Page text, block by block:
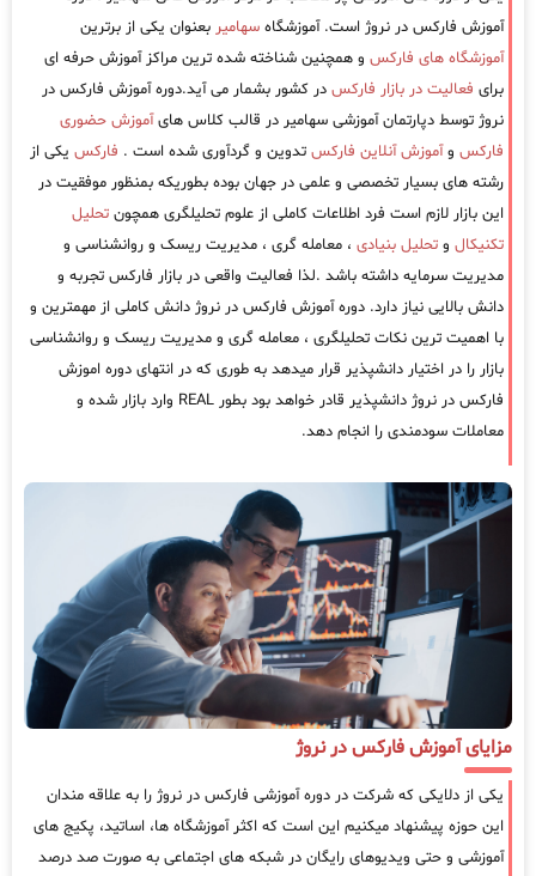
آموزش فارکس در نروژ است. آموزشگاه سهامیر بعنوان یکی از برترین
آموزشگاه های فارکس و همچنین شناخته شده ترین مراکز آموزش حرفه ای
برای فعالیت در بازار فارکس در کشور بشمار می آید.دوره آموزش فارکس در
نروژ توسط دپارتمان آموزشی سهامیر در قالب کلاس هایآموزش حضوری
فارکس وآموزش آنلاین فارکس تدوین و گردآوری شده است . فارکس یکی از
رشته های بسیار تخصصی و علمی در جهان بوده بطوریکه بمنظور موفقیت در
این بازار لازم است فرد اطلاعات کاملی از علوم تحلیلگری همچون تحلیل
تکنیکال و تحلیل بنیادی ، معامله گری ، مدیریت ریسک و روانشناسی و
مدیریت سرمایه داشته باشد .لذا فعالیت واقعی در بازار فارکس تجربه و
دانش بالایی نیاز دارد. دوره آموزش فارکس در نروژ دانش کاملی از مهمترین و
با اهمیت ترین نکات تحلیلگری ، معامله گری و مدیریت ریسک و روانشناسی
بازار را در اختیار دانشپذیر قرار میدهد به طوری که در انتهای دوره اموزش
فارکس در نروژ دانشپذیر قادر خواهد بود بطور REAL وارد بازار شده و
معاملات سودمندی را انجام دهد.
مزایای آموزش فارکس در نروژ
یکی از دلایکی که شرکت در دوره آموزشی فارکس در نروژ را به علاقه مندان
این حوزه پیشنهاد میکنیم این است که اکثر آموزشگاه ها، اساتید، پکیج های
آموزشی و حتی ویدیوهای رایگان در شبکه های اجتماعی به صورت صد درصد